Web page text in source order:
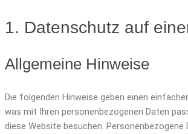
1. Datenschutz auf
Allgemeine Hinweise
Die folgenden Hinweise geben einen
was mit Ihren personenbezogenen Daten
diese Website besuchen. Personenbezogene